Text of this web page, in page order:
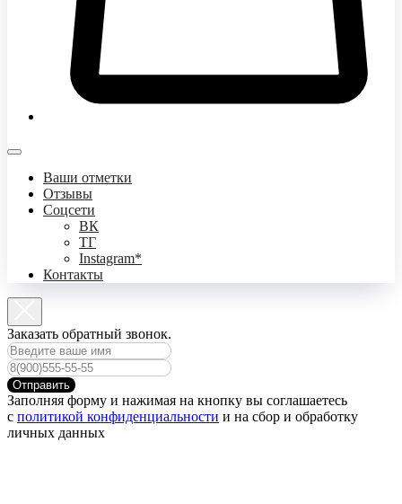
Ваши отметки
Отзывы
Соцсети
ВК
ТГ
Instagram*
Контакты
Заказать обратный звонок.
Отправить
Заполняя форму и нажимая на кнопку вы соглашаетесь
с политикой конфиденциальности и на сбор и обработку
личных данных